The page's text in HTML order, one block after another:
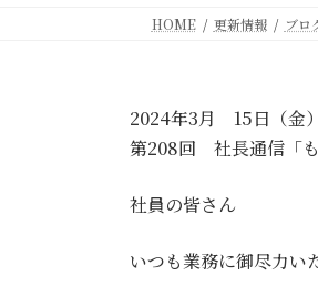
HOME 更新情報 ブロ
2024年3月 15日（金）
第208回 社長通信「も
社員の皆さん
いつも業務に御尽力い